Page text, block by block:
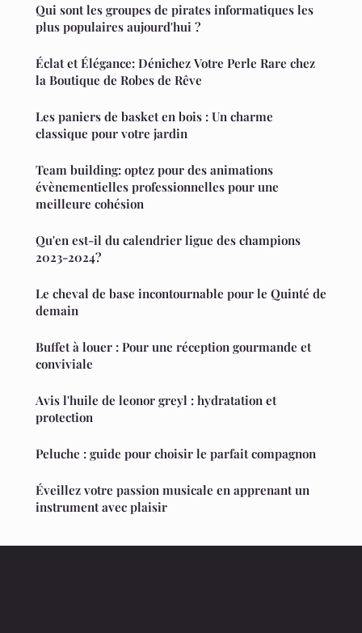
Qui sont les groupes de pirates informatiques les
plus populaires aujourd'hui ?
Éclat et Élégance: Dénichez Votre Perle Rare chez
la Boutique de Robes de Rêve
Les paniers de basket en bois : Un charme
classique pour votre jardin
Team building: optez pour des animations
évènementielles professionnelles pour une
meilleure cohésion
Qu'en est-il du calendrier ligue des champions
2023-2024?
Le cheval de base incontournable pour le Quinté de
demain
Buffet à louer : Pour une réception gourmande et
conviviale
Avis l'huile de leonor greyl : hydratation et
protection
Peluche : guide pour choisir le parfait compagnon
Éveillez votre passion musicale en apprenant un
instrument avec plaisir